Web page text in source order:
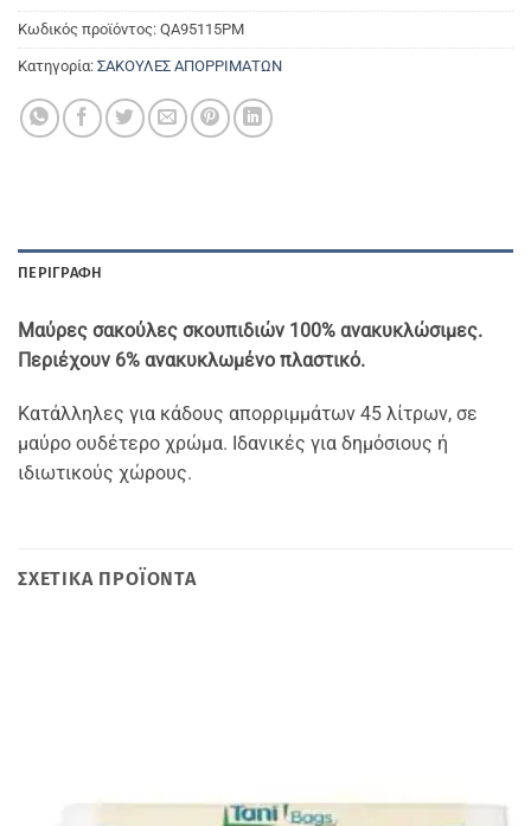
Κωδικός προϊόντος: QA95115PM
Κατηγορία: ΣΑΚΟΥΛΕΣ ΑΠΟΡΡΙΜΑΤΩΝ
ΠΕΡΙΓΡΑΦΉ
Μαύρες σακούλες σκουπιδιών 100% ανακυκλώσιμες.
Περιέχουν 6% ανακυκλωμένο πλαστικό.
Κατάλληλες για κάδους απορριμμάτων 45 λίτρων, σε
μαύρο ουδέτερο χρώμα. Ιδανικές για δημόσιους ή
ιδιωτικούς χώρους.
ΣΧΕΤΙΚΆ ΠΡΟΪΌΝΤΑ